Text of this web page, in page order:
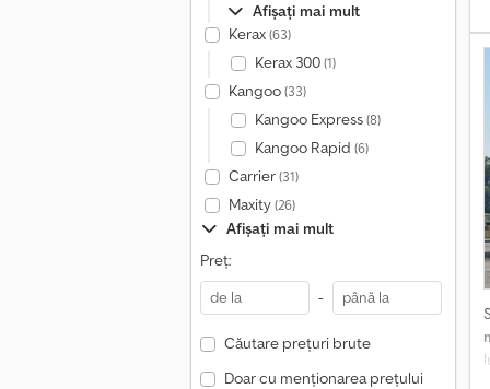
Afișați mai mult
Kerax(63)
Kerax 300(1)
Kangoo(33)
Kangoo Express(8)
Kangoo Rapid (6)
Carrier(31)
Maxity(26)
Afișați mai mult
Preț:
-
Căutare prețuri brute
Doar cu menționarea prețului